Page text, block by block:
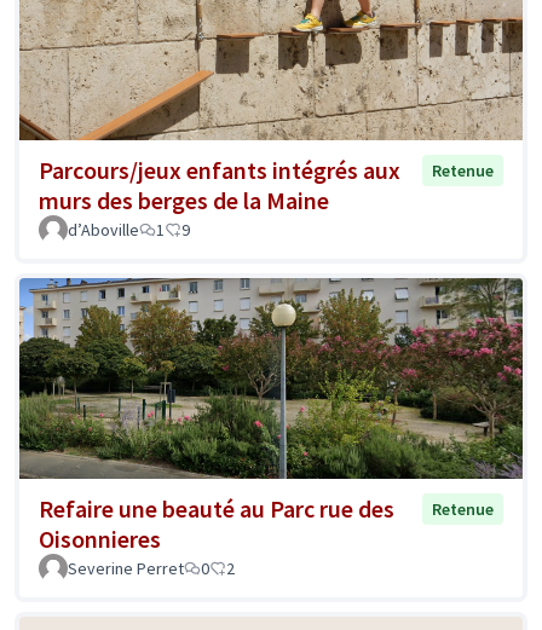
Parcours/jeux enfants intégrés aux
murs des berges de la Maine
Retenue
d’Aboville 1 9
Refaire une beauté au Parc rue des
Oisonnieres
Retenue
Severine Perret 0 2